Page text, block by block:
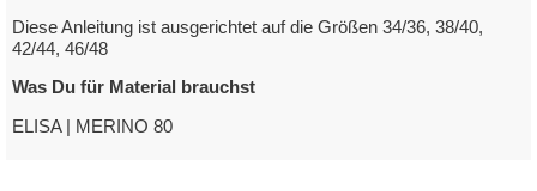
Diese Anleitung ist ausgerichtet auf die Größen 34/36, 38/40,
42/44, 46/48
Was Du für Material brauchst
ELISA | MERINO 80